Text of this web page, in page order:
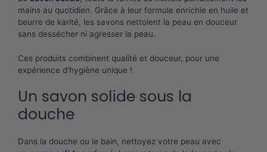
mains au quotidien. Grâce à leur formule enrichie en huile et
beurre de karité, les savons nettoient la peau en douceur
sans dessécher ni agresser la peau.
Ces produits combinent qualité et douceur, pour une
expérience d’hygiène unique !
Un savon solide sous la
douche
Dans la douche ou le bain, nettoyez votre peau avec